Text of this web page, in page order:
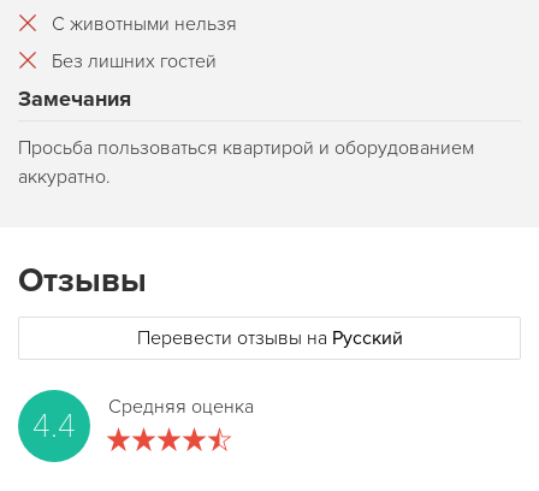
С животными нельзя
Без лишних гостей
Замечания
Просьба пользоваться квартирой и оборудованием
аккуратно.
Отзывы
Перевести отзывы на Русский
4.4 Средняя оценка